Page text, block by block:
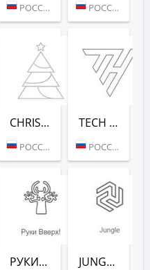
РОССИЯ (МОСКВА) РОССИЯ (МОСКВА)
CHRISTMAS (РАДИО РЕКОРД)
РОССИЯ (МОСКВА)
TECH HOUSE (РАДИО РЕКОРД)
РОССИЯ (МОСКВА)
РУКИ ВВЕРХ! (РАДИО РЕКОРД) JUNGLE (РАДИО РЕКОРД)